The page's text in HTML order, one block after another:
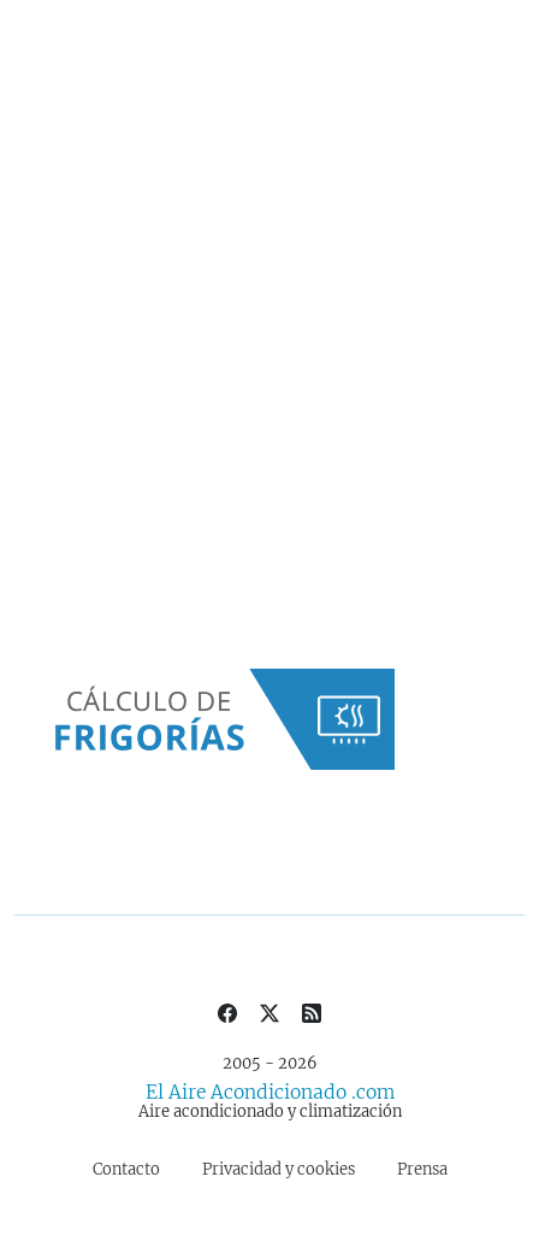
2005 - 2026
El Aire Acondicionado .com
Aire acondicionado y climatización
Contacto Privacidad y cookies Prensa